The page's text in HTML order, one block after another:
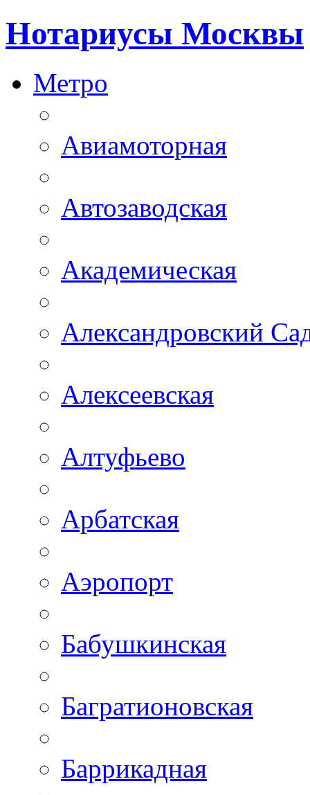
Нотариусы Москвы
Метро
Авиамоторная
Автозаводская
Академическая
Александровский
Алексеевская
Алтуфьево
Арбатская
Аэропорт
Бабушкинская
Багратионовская
Баррикадная